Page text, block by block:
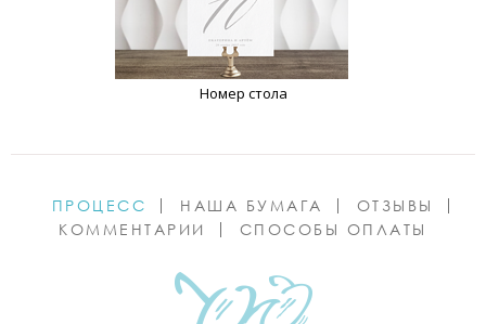
Номер стола
ПРОЦЕСС НАША БУМАГА
ОТЗЫВЫ
КОММЕНТАРИИ
СПОСОБЫ ОПЛАТЫ